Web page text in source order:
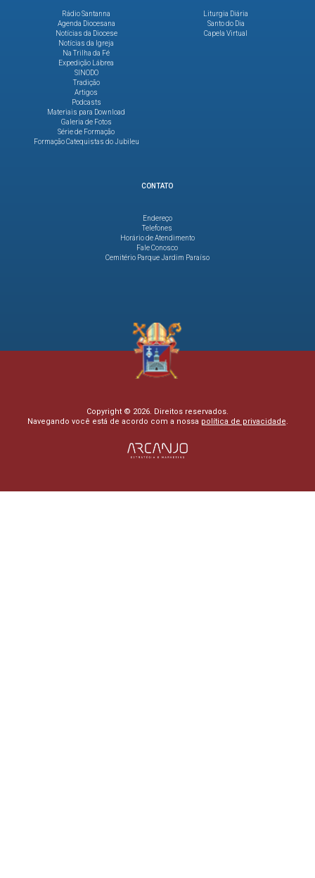
Rádio Santanna
Agenda Diocesana
Notícias da Diocese
Notícias da Igreja
Na Trilha da Fé
Expedição Lábrea
SINODO
Tradição
Artigos
Podcasts
Materiais para Download
Galeria de Fotos
Série de Formação
Formação Catequistas do Jubileu
Liturgia Diária
Santo do Dia
Capela Virtual
CONTATO
Endereço
Telefones
Horário de Atendimento
Fale Conosco
Cemitério Parque Jardim Paraíso
Copyright © 2026. Direitos reservados.
Navegando você está de acordo com a nossa política de privacidade.